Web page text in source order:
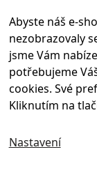
Abyste náš e-
nezobrazovaly
jsme Vám
potřebujeme
cookies. Své
Kliknutím na
Nastavení